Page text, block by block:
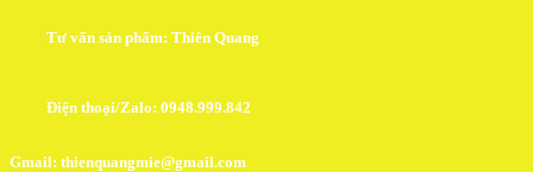
Tư vấn sản phẩm: Thiên Quang
Điện thoại/Zalo: 0948.999.842
Gmail: thienquangmie@gmail.com